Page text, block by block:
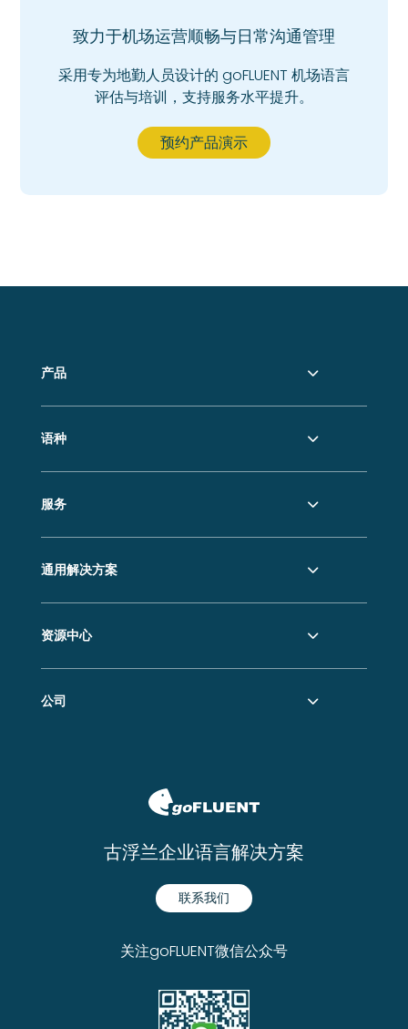
致力于机场运营顺畅与日常沟通管理
采用专为地勤人员设计的 goFLUENT 机场语言
评估与培训，支持服务水平提升。
预约产品演示
产品
语种
服务
通用解决方案
资源中心
公司
古浮兰企业语言解决方案
联系我们
关注goFLUENT微信公众号